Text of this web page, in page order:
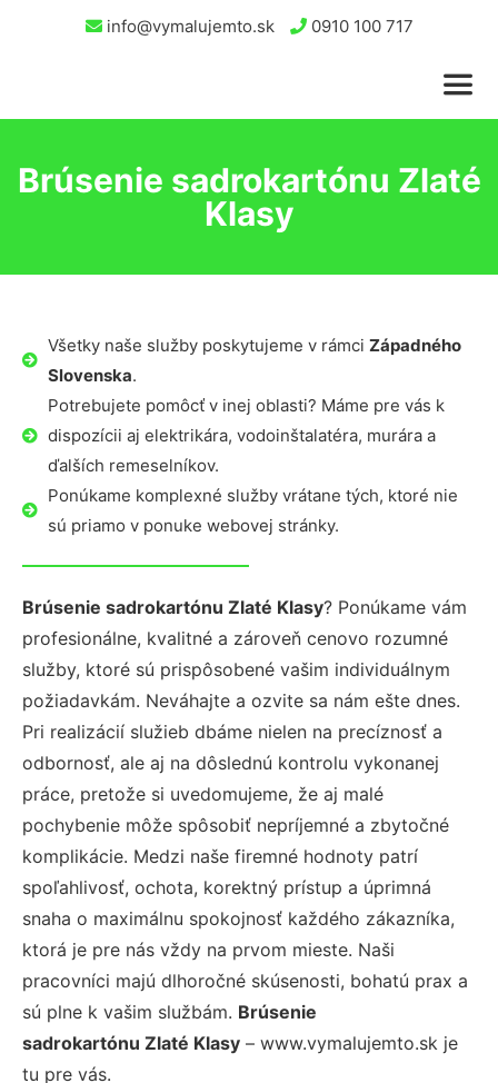
info@vymalujemto.sk 0910 100 717
Brúsenie sadrokartónu Zlaté
Klasy
Všetky naše služby poskytujeme v rámci Západného
Slovenska.
Potrebujete pomôcť v inej oblasti? Máme pre vás k
dispozícii aj elektrikára, vodoinštalatéra, murára a
ďalších remeselníkov.
Ponúkame komplexné služby vrátane tých, ktoré nie
sú priamo v ponuke webovej stránky.
Brúsenie sadrokartónu Zlaté Klasy? Ponúkame vám
profesionálne, kvalitné a zároveň cenovo rozumné
služby, ktoré sú prispôsobené vašim individuálnym
požiadavkám. Neváhajte a ozvite sa nám ešte dnes.
Pri realizácií služieb dbáme nielen na precíznosť a
odbornosť, ale aj na dôslednú kontrolu vykonanej
práce, pretože si uvedomujeme, že aj malé
pochybenie môže spôsobiť nepríjemné a zbytočné
komplikácie. Medzi naše firemné hodnoty patrí
spoľahlivosť, ochota, korektný prístup a úprimná
snaha o maximálnu spokojnosť každého zákazníka,
ktorá je pre nás vždy na prvom mieste. Naši
pracovníci majú dlhoročné skúsenosti, bohatú prax a
sú plne k vašim službám. Brúsenie
sadrokartónu Zlaté Klasy – www.vymalujemto.sk je
tu pre vás.